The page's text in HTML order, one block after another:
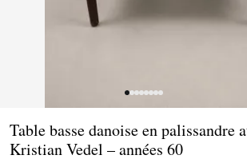
Table basse danoise en palissandre
Kristian Vedel – années 60